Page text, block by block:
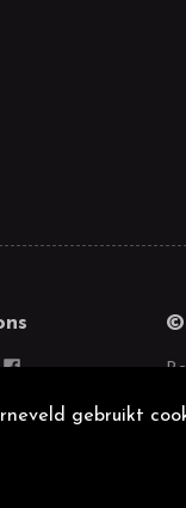
©
gebruikt